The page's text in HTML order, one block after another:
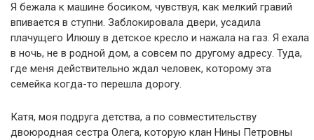
Я бежала к машине босиком, чувствуя, как мелкий гравий
впивается в ступни. Заблокировала двери, усадила
плачущего Илюшу в детское кресло и нажала на газ. Я ехала
в ночь, не в родной дом, а совсем по другому адресу. Туда,
где меня действительно ждал человек, которому эта
семейка когда-то перешла дорогу.
Катя, моя подруга детства, а по совместительству
двоюродная сестра Олега, которую клан Нины Петровны